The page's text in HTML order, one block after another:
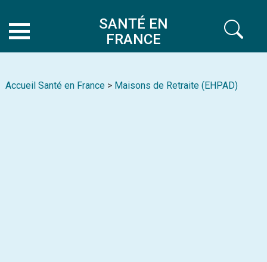
SANTÉ EN
FRANCE
Accueil Santé en France > Maisons de Retraite (EHPAD)